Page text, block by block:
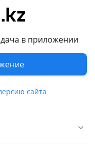
в приложении
сайта